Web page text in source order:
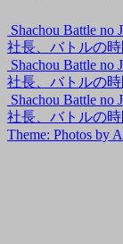
Shachou Battle no
社長、バトルの
Shachou Battle no
社長、バトルの
Shachou Battle no
社長、バトルの
Theme: Photos by